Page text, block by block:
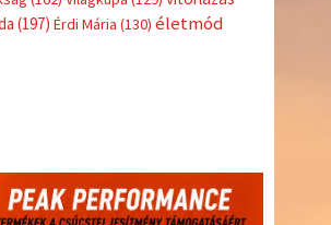
(197) Érdi Mária (130) életmód